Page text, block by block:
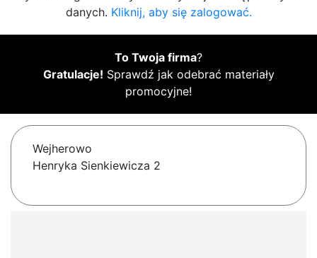
danych. Kliknij, aby się zalogować.
To Twoja firma?
Gratulacje! Sprawdź jak odebrać materiały
promocyjne!
Wejherowo
Henryka Sienkiewicza 2